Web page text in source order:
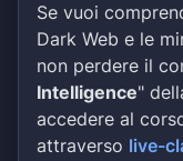
Se vuoi
Dark Web e le
non perdere il
Intelligence"
accedere al
attraverso live-